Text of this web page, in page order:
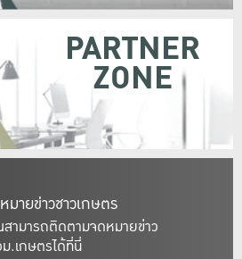
มายข่าวชาวเกษตร
ามารถติดตามจดหมายข่าว
ม.เกษตรได้ที่นี่
PARTNER
ZONE